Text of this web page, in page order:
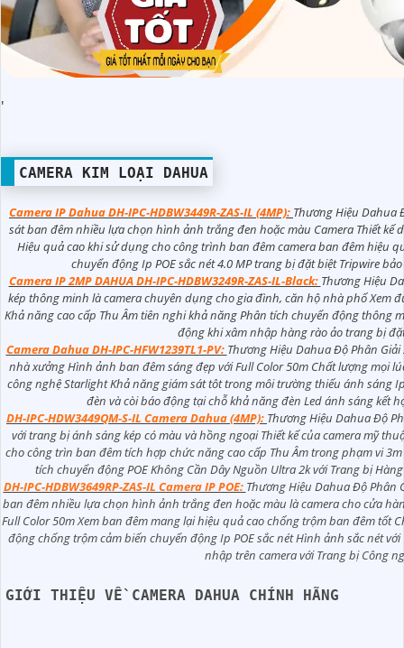
'
CAMERA KIM LOẠI DAHUA
Camera IP Dahua DH-IPC-HDBW3449R-ZAS-IL (4MP): Thương Hiệu Dahua
sát ban đêm nhiều lựa chọn hình ảnh trắng đen hoặc màu Camera Thiết kế
Hiệu quả cao khi sử dụng cho công trình ban đêm camera ban đêm hiệu
chuyển động Ip POE sắc nét 4.0 MP trang bị đặt biệt Tripwire
Camera IP 2MP DAHUA DH-IPC-HDBW3249R-ZAS-IL-Black: Thương Hiệu
kép thông minh là camera chuyên dụng cho gia đình, căn hộ nhà phố Xem
Khả năng cao cấp Thu Âm tiên nghi khả năng Phân tích chuyển động thông
động khi xâm nhập hàng rào ảo trang bị
Camera Dahua DH-IPC-HFW1239TL1-PV: Thương Hiệu Dahua Độ Phân
nhà xưởng Hình ảnh ban đêm sáng đẹp với Full Color 50m Chất lượng mọi
công nghệ Starlight Khả năng giám sát tôt trong môi trường thiếu ánh sáng
đèn và còi báo động tại chỗ khả năng đèn Led ánh sáng kết
DH-IPC-HDW3449QM-S-IL Camera Dahua (4MP): Thương Hiệu Dahua Độ
với trang bị ánh sáng kép có màu và hồng ngoại Thiết kế của camera mỹ
cho công trìn ban đêm tích hợp chức năng cao cấp Thu Âm trong phạm vi
tích chuyển động POE Không Cần Dây Nguồn Ultra 2k với Trang bị
DH-IPC-HDBW3649RP-ZAS-IL Camera IP POE: Thương Hiệu Dahua Độ Phân
ban đêm nhiều lựa chọn hình ảnh trắng đen hoặc màu là camera cho cửa
Full Color 50m Xem ban đêm mang lại hiệu quả cao chống trộm ban đêm tốt
động chống trộm cảm biến chuyển động Ip POE sắc nét Hình ảnh sắc nét
nhập trên camera với Trang bị Công
GIỚI THIỆU VỀ CAMERA DAHUA CHÍNH HÃNG